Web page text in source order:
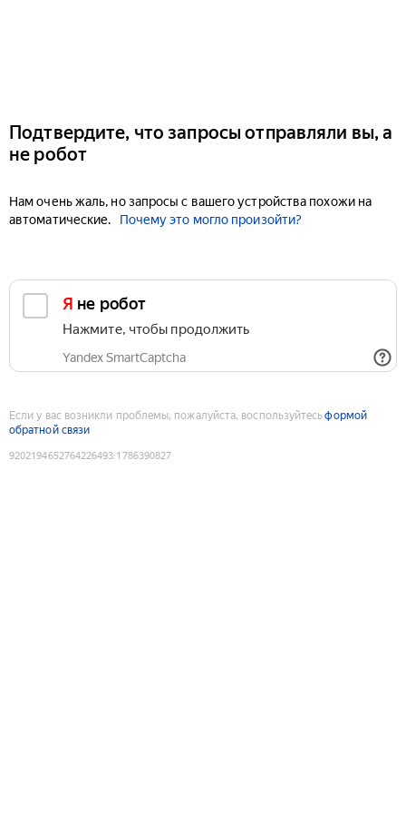
Подтвердите, что запросы отправляли вы, а
не робот
Нам очень жаль, но запросы с вашего устройства похожи на
автоматические.
Почему это могло произойти?
Я не робот
Нажмите, чтобы продолжить
Yandex SmartCaptcha
Если у вас возникли проблемы, пожалуйста, воспользуйтесьформой
обратной связи
9202194652764226493:1786390827